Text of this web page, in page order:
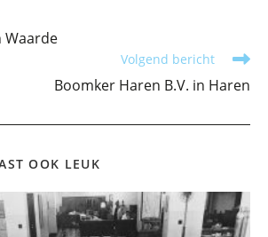
Waarde
Volgend bericht
Boomker Haren B.V. in Haren
OOK LEUK